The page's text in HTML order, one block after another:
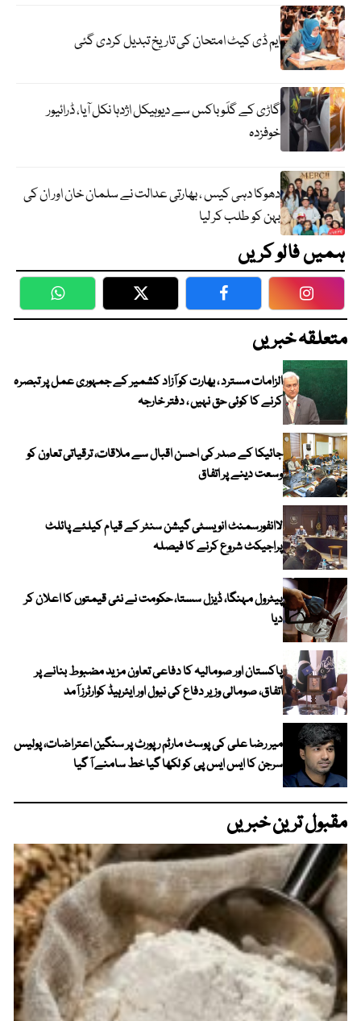
ایم ڈی کیٹ امتحان کی تاریخ تبدیل کردی گئی
گاڑی کے گلَو باکس سے دیوہیکل اژدہا نکل آیا، ڈرائیور
خوفزدہ
دھوکا دہی کیس ، بھارتی عدالت نے سلمان خان اور ان کی
بہن کو طلب کر لیا
ہمیں فالو کریں
WhatsApp Twitter Facebook
متعلقہ خبریں
الزامات مسترد ، بھارت کو آزاد کشمیر کے جمہوری عمل پر تبصرہ
کرنے کا کوئی حق نہیں ، دفتر خارجہ
جائیکا کے صدر کی احسن اقبال سے ملاقات، ترقیاتی تعاون کو
وسعت دینے پر اتفاق
لاانفورسمنٹ انویسٹی گیشن سنٹر کے قیام کیلئے پائلٹ
پراجیکٹ شروع کرنے کا فیصلہ
پیٹرول مہنگا، ڈیزل سستا، حکومت نے نئی قیمتوں کا اعلان کر
دیا
پاکستان اور صومالیہ کا دفاعی تعاون مزید مضبوط بنانے پر
اتفاق، صومالی وزیر دفاع کی نیول اور ایئرہیڈ کوارٹرز آمد
میر رضا علی کی پوسٹ مارٹم رپورٹ پر سنگین اعتراضات، پولیس
سرجن کا ایس ایس پی کو لکھا گیا خط سامنے آ گیا
مقبول ترین خبریں